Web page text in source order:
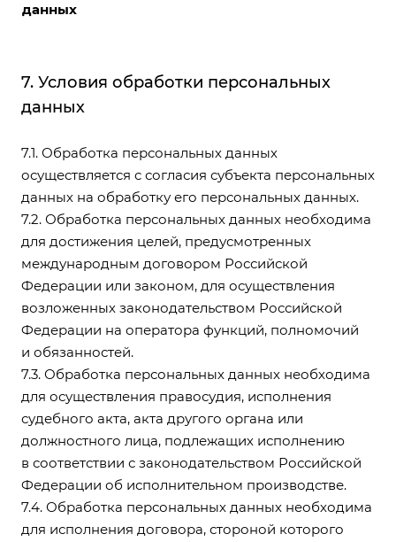
данных
7. Условия обработки персональных
данных
7.1. Обработка персональных данных
осуществляется с согласия субъекта персональных
данных на обработку его персональных данных.
7.2. Обработка персональных данных необходима
для достижения целей, предусмотренных
международным договором Российской
Федерации или законом, для осуществления
возложенных законодательством Российской
Федерации на оператора функций, полномочий
и обязанностей.
7.3. Обработка персональных данных необходима
для осуществления правосудия, исполнения
судебного акта, акта другого органа или
должностного лица, подлежащих исполнению
в соответствии с законодательством Российской
Федерации об исполнительном производстве.
7.4. Обработка персональных данных необходима
для исполнения договора, стороной которого